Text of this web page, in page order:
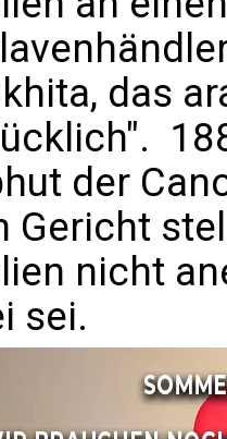
das
der
Gericht
nicht
sei.